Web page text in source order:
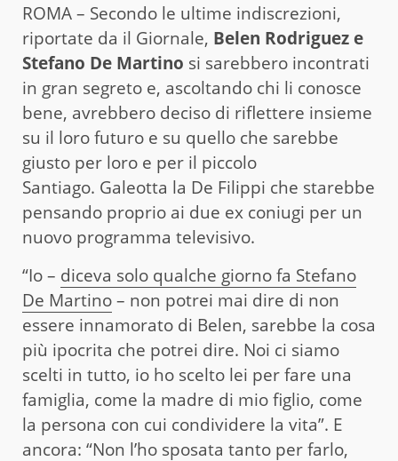
ROMA – Secondo le ultime indiscrezioni,
riportate da il Giornale, Belen Rodriguez e
Stefano De Martino si sarebbero incontrati
in gran segreto e, ascoltando chi li conosce
bene, avrebbero deciso di riflettere insieme
su il loro futuro e su quello che sarebbe
giusto per loro e per il piccolo
Santiago. Galeotta la De Filippi che starebbe
pensando proprio ai due ex coniugi per un
nuovo programma televisivo.
“Io – diceva solo qualche giorno fa Stefano
De Martino– non potrei mai dire di non
essere innamorato di Belen, sarebbe la cosa
più ipocrita che potrei dire. Noi ci siamo
scelti in tutto, io ho scelto lei per fare una
famiglia, come la madre di mio figlio, come
la persona con cui condividere la vita”. E
ancora: “Non l’ho sposata tanto per farlo,